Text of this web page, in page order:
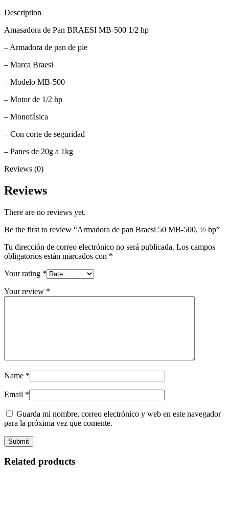
Description
Amasadora de Pan BRAESI MB-500 1/2 hp
– Armadora de pan de pie
– Marca Braesi
– Modelo MB-500
– Motor de 1/2 hp
– Monofásica
– Con corte de seguridad
– Panes de 20g a 1kg
Reviews (0)
Reviews
There are no reviews yet.
Be the first to review “Armadora de pan Braesi 50 MB-500, ½ hp”
Tu dirección de correo electrónico no será publicada. Los campos
obligatorios están marcados con *
Your rating *
Your review *
Name *
Email *
Guarda mi nombre, correo electrónico y web en este navegador
para la próxima vez que comente.
Related products